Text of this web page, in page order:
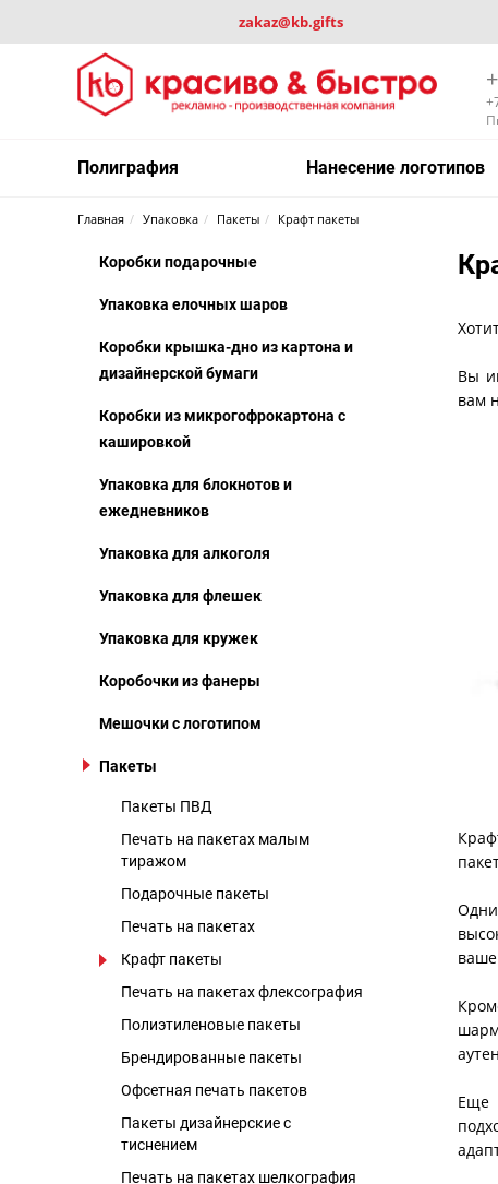
zakaz@kb.gifts
Полиграфия Нанесение логотипов
Главная Упаковка Пакеты Крафт пакеты
Коробки подарочные
Упаковка елочных шаров
Коробки крышка-дно из картона и
дизайнерской бумаги
Коробки из микрогофрокартона с
кашировкой
Упаковка для блокнотов и
ежедневников
Упаковка для алкоголя
Упаковка для флешек
Упаковка для кружек
Коробочки из фанеры
Мешочки с логотипом
Пакеты
Пакеты ПВД
Печать на пакетах малым
тиражом
Подарочные пакеты
Печать на пакетах
Крафт пакеты
Печать на пакетах флексография
Полиэтиленовые пакеты
Брендированные пакеты
Офсетная печать пакетов
Пакеты дизайнерские с
тиснением
Печать на пакетах шелкография
Вы
вам
Еще